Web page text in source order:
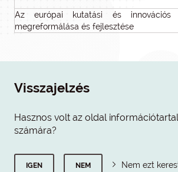
Az európai kutatási és innovációs
megreformálása és fejlesztése
Visszajelzés
Hasznos volt az oldal
számára?
IGEN NEM Nem ezt